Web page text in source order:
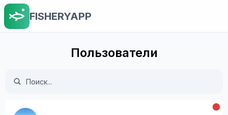
FISHERYAPP
Пользователи